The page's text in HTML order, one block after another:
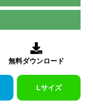

無料ダウンロード
Lサイズ